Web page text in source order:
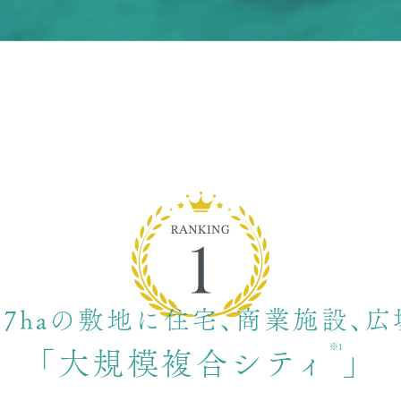
の敷地に住宅、商業施設、
「大規模複合シティ
※1
」